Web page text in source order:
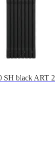
black ART 2